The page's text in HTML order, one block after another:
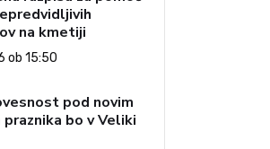
na kmetiji
ob 15:50
pod novim
praznika bo v Veliki